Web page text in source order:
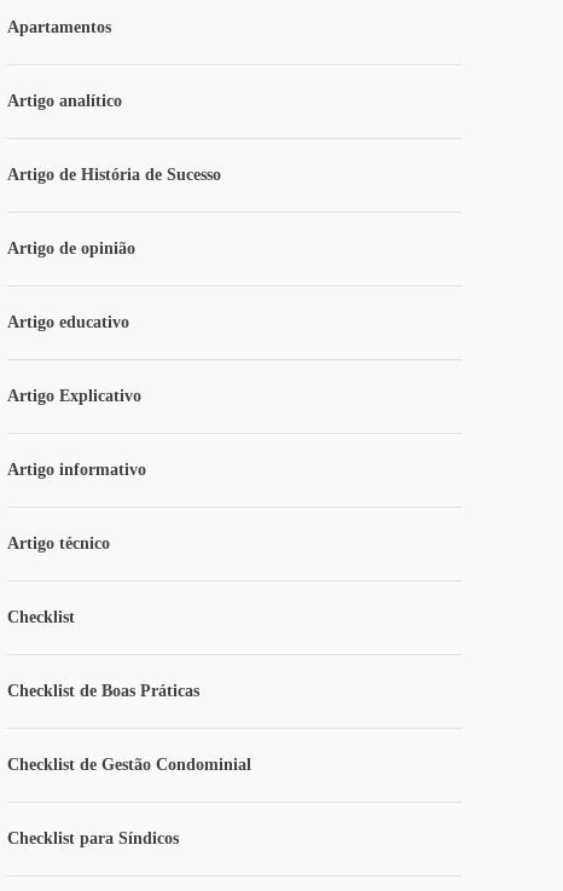
Apartamentos
Artigo analítico
Artigo de História de Sucesso
Artigo de opinião
Artigo educativo
Artigo Explicativo
Artigo informativo
Artigo técnico
Checklist
Checklist de Boas Práticas
Checklist de Gestão Condominial
Checklist para Síndicos